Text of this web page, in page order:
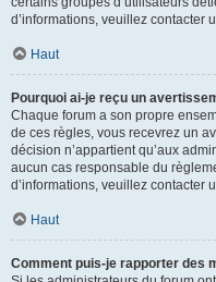
d’informations, veuillez contacter
Haut
Pourquoi ai-je reçu un
Chaque forum a son propre
de ces règles, vous recevrez un
décision n’appartient qu’aux
aucun cas responsable du
d’informations, veuillez contacter
Haut
Comment puis-je rapporter des